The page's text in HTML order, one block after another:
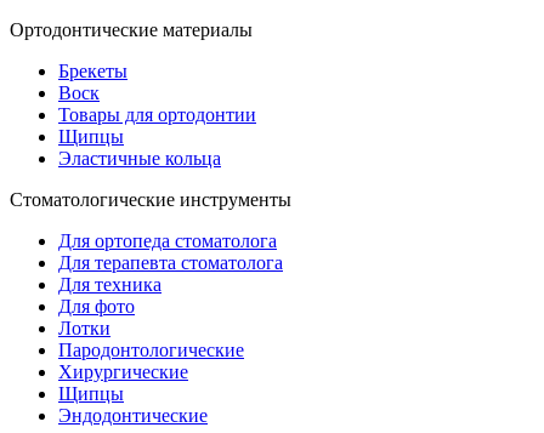
Ортодонтические материалы
Брекеты
Воск
Товары для ортодонтии
Щипцы
Эластичные кольца
Стоматологические инструменты
Для ортопеда стоматолога
Для терапевта стоматолога
Для техника
Для фото
Лотки
Пародонтологические
Хирургические
Щипцы
Эндодонтические